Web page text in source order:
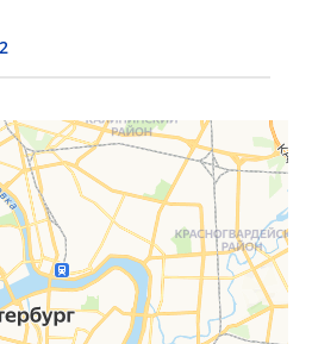
Title
×
Content